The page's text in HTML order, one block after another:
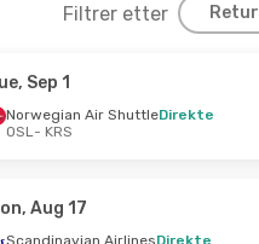
Filtrer etter Retur
Sep 1
Norwegian Air ShuttleDirekte
OSL- KRS
Aug 17
Scandinavian AirlinesDirekte